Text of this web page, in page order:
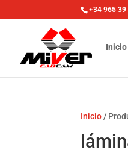
+34 965 39
Inicio
Inicio /